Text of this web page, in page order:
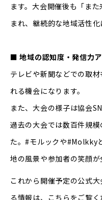
ます。大会開催後も「ま
まれ、継続的な地域活性化
■ 地域の認知度・発信力
テレビや新聞などでの取
れる機会になります。
また、大会の様子は協会
過去の大会では数百件規
た。#モルックや#Molkky
地の風景や参加者の笑顔が
これから開催予定の公式
る情報は、こちらをご覧く